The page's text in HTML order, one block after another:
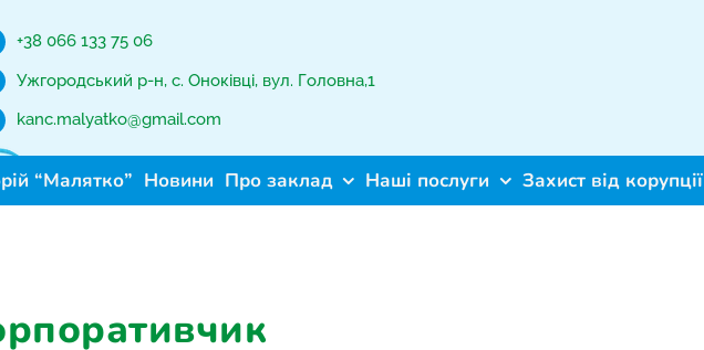
+38 066 133 75 06
Ужгородський р-н, с. Оноківці, вул. Головна,1
kanc.malyatko@gmail.com
“Малятко” Новини Про заклад Наші послуги Захист від корупції